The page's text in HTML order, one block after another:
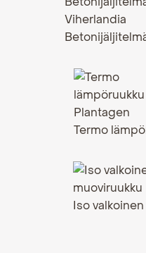
Termo
Iso